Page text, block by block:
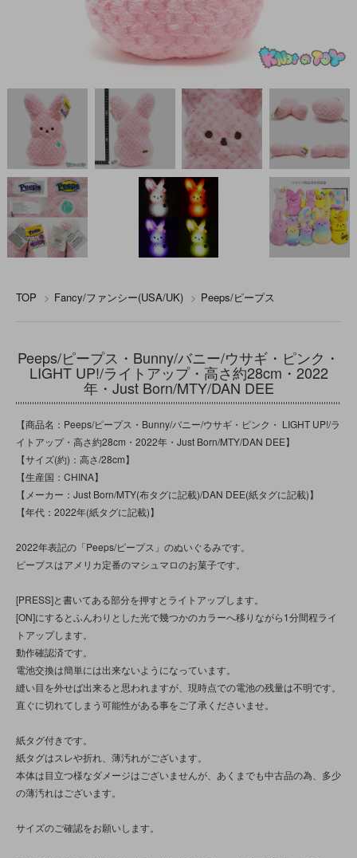
TOP > Fancy/ファンシー(USA/UK) > Peeps/ピープス
Peeps/ピープス・Bunny/バニー/ウサギ・ピンク・
LIGHT UP!/ライトアップ・高さ約28cm・2022
年・Just Born/MTY/DAN DEE
【商品名：Peeps/ピープス・Bunny/バニー/ウサギ・ピンク・ LIGHT UP!/ラ
イトアップ・高さ約28cm・2022年・Just Born/MTY/DAN DEE】
【サイズ(約)：高さ/28cm】
【生産国：CHINA】
【メーカー：Just Born/MTY(布タグに記載)/DAN DEE(紙タグに記載)】
【年代：2022年(紙タグに記載)】
2022年表記の「Peeps/ピープス」のぬいぐるみです。
ピープスはアメリカ定番のマシュマロのお菓子です。
[PRESS]と書いてある部分を押すとライトアップします。
[ON]にするとふんわりとした光で幾つかのカラーへ移りながら1分間程ライ
トアップします。
動作確認済です。
電池交換は簡単には出来ないようになっています。
縫い目を外せば出来ると思われますが、現時点での電池の残量は不明です。
直ぐに切れてしまう可能性がある事をご了承くださいませ。
紙タグ付きです。
紙タグはスレや折れ、薄汚れがございます。
本体は目立つ様なダメージはございませんが、あくまでも中古品の為、多少
の薄汚れはございます。
サイズのご確認をお願いします。